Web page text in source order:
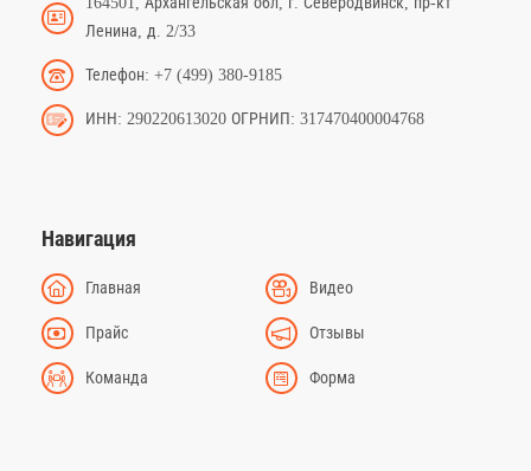
Ленина, д. 2/33
Телефон: +7 (499) 380-9185
ИНН: 290220613020 ОГРНИП: 317470400004768
Навигация
Главная Видео
Прайс Отзывы
Команда Форма